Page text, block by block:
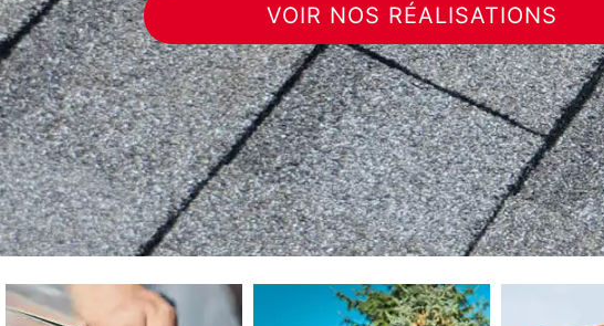
VOIR NOS RÉALISATIONS